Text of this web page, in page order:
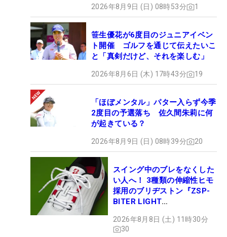
2026年8月9日 (日) 08時53分 1
笹生優花が6度目のジュニアイベン
ト開催 ゴルフを通じて伝えたいこ
と「真剣だけど、それを楽しむ」
2026年8月6日 (木) 17時43分 19
「ほぼメンタル」パター入らず今季
2度目の予選落ち 佐久間朱莉に何
が起きている？
2026年8月9日 (日) 08時39分 20
スイング中のブレをなくした
い人へ！ 3種類の伸縮性ヒモ
採用のブリヂストン『ZSP-
BITER LIGHT
ュー
2026年8月8日 (土) 11時30分
30